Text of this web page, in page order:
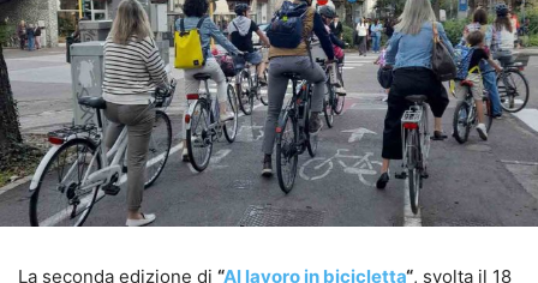
La seconda edizione di “Al lavoro in bicicletta“, svolta il 18